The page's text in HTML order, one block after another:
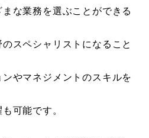
な業務を選ぶことができる
スペシャリストになること
やマネジメントのスキルを
可能です。